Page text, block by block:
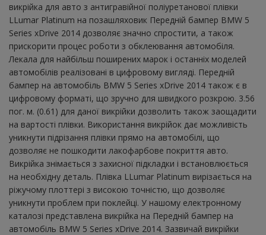
викрійка для авто з антигравійної поліуретанової плівки
LLumar Platinum на позашляховик Передній бампер BMW 5
Series xDrive 2014 дозволяє значно спростити, а також
прискорити процес роботи з обклеювання автомобіля.
Лекала для найбільш поширених марок і останніх моделей
автомобілів реалізовані в цифровому вигляді. Передній
бампер на автомобіль BMW 5 Series xDrive 2014 також є в
цифровому форматі, що зручно для швидкого розкрою. 3.56
пог. м. (0.61) для даної викрійки дозволить також заощадити
на вартості плівки. Використання викрійок дає можливість
уникнути підрізання плівки прямо на автомобілі, що
дозволяє не пошкодити лакофарбове покриття авто.
Викрійка знімається з захисної підкладки і встановлюється
на необхідну деталь. Плівка LLumar Platinum вирізається на
ріжучому плоттері з високою точністю, що дозволяє
уникнути проблем при поклейці. У нашому електронному
каталозі представлена ​​викрійка на Передній бампер на
автомобіль BMW 5 Series xDrive 2014. Зазвичай викрійки